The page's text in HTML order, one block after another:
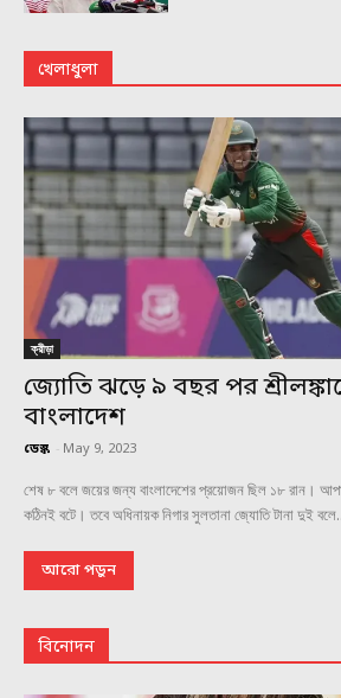
খেলাধুলা
ক্রীড়া
জ্যোতি ঝড়ে ৯ বছর পর
বাংলাদেশ
ডেস্ক - May 9, 2023
শেষ ৮ বলে জয়ের জন্য বাংলাদেশের প্রয়োজন ছিল ১৮ রান।
কঠিনই বটে। তবে অধিনায়ক নিগার সুলতানা জ্যোতি টানা দুই
আরো পড়ুন
বিনোদন